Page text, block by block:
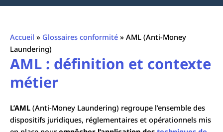
Accueil » Glossaires conformité » AML (Anti-Money
Laundering)
AML : définition et contexte
métier
L’AML (Anti-Money Laundering) regroupe l’ensemble des
dispositifs juridiques, réglementaires et opérationnels mis